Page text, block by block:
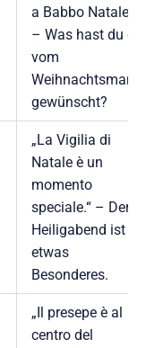
a Babbo Natale?“
– Was hast du dir
vom
Weihnachtsmann
gewünscht?
„La Vigilia di
Natale è un
momento
speciale.“ – Der
Heiligabend ist
etwas
Besonderes.
„Il presepe è al
centro del